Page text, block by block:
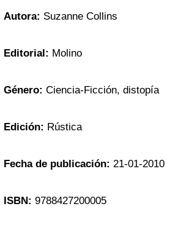
Autora: Suzanne Collins
Editorial: Molino
Género: Ciencia-Ficción, distopía
Edición: Rústica
Fecha de publicación: 21-01-2010
ISBN: 9788427200005